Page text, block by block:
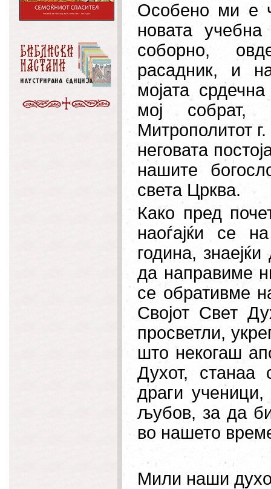
Особено ми е
новата
соборно,
расадник, и
мојата
мој собрат,
Митрополитот
неговата
нашите
света Црква.
Како пред
наоѓајќи се
година,
да направиме
се обративме
Својот Свет
просветли,
што некогаш
Духот, станаа
драги
љубов, за да
во нашето
Мили наши